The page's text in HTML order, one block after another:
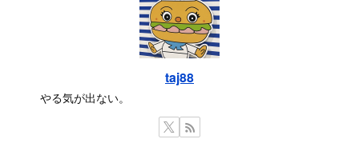
taj88
やる気が出ない。